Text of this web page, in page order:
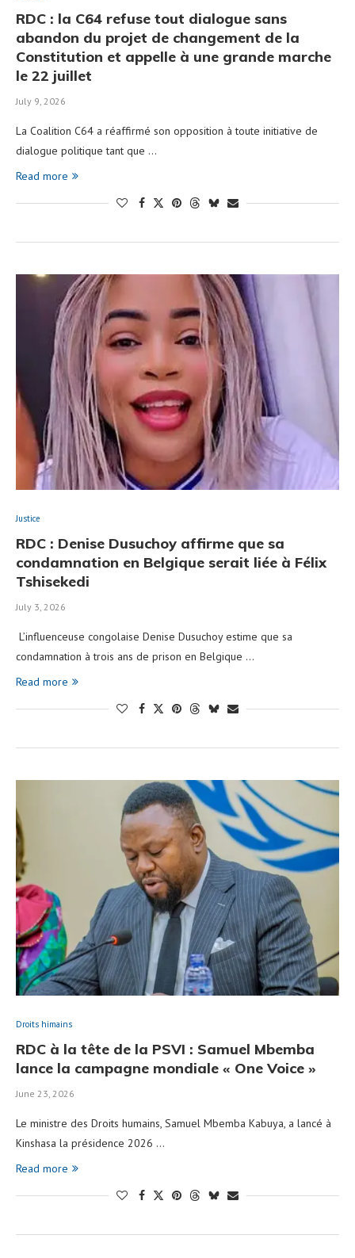
RDC : la C64 refuse tout dialogue sans
abandon du projet de changement de la
Constitution et appelle à une grande marche
le 22 juillet
July 9, 2026
La Coalition C64 a réaffirmé son opposition à toute initiative de
dialogue politique tant que …
Read more
Justice
RDC : Denise Dusuchoy affirme que sa
condamnation en Belgique serait liée à Félix
Tshisekedi
July 3, 2026
L’influenceuse congolaise Denise Dusuchoy estime que sa
condamnation à trois ans de prison en Belgique …
Read more
Droits himains
RDC à la tête de la PSVI : Samuel Mbemba
lance la campagne mondiale « One Voice »
June 23, 2026
Le ministre des Droits humains, Samuel Mbemba Kabuya, a lancé à
Kinshasa la présidence 2026 …
Read more